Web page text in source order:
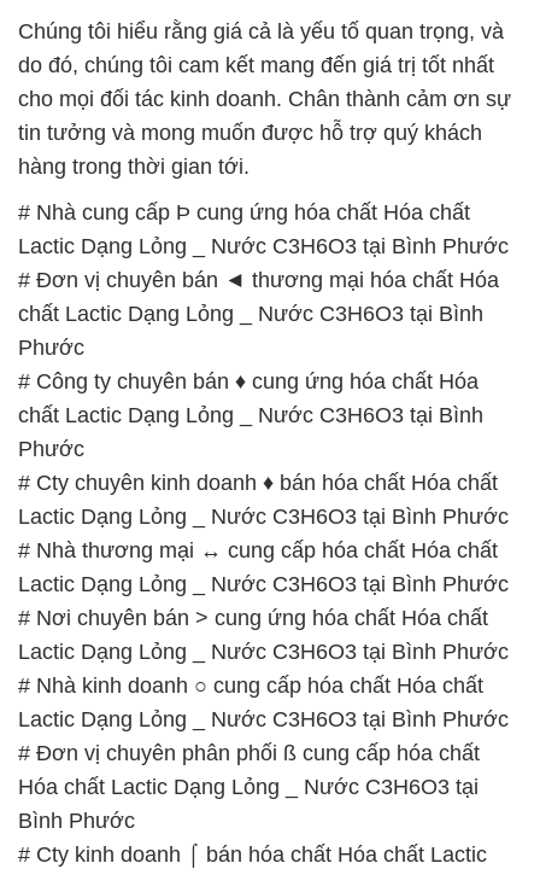
Chúng tôi hiểu rằng giá cả là yếu tố quan trọng, và
do đó, chúng tôi cam kết mang đến giá trị tốt nhất
cho mọi đối tác kinh doanh. Chân thành cảm ơn sự
tin tưởng và mong muốn được hỗ trợ quý khách
hàng trong thời gian tới.
# Nhà cung cấp Þ cung ứng hóa chất Hóa chất
Lactic Dạng Lỏng _ Nước C3H6O3 tại Bình Phước
# Đơn vị chuyên bán ◄ thương mại hóa chất Hóa
chất Lactic Dạng Lỏng _ Nước C3H6O3 tại Bình
Phước
# Công ty chuyên bán ♦ cung ứng hóa chất Hóa
chất Lactic Dạng Lỏng _ Nước C3H6O3 tại Bình
Phước
# Cty chuyên kinh doanh ♦ bán hóa chất Hóa chất
Lactic Dạng Lỏng _ Nước C3H6O3 tại Bình Phước
# Nhà thương mại ↔ cung cấp hóa chất Hóa chất
Lactic Dạng Lỏng _ Nước C3H6O3 tại Bình Phước
# Nơi chuyên bán > cung ứng hóa chất Hóa chất
Lactic Dạng Lỏng _ Nước C3H6O3 tại Bình Phước
# Nhà kinh doanh ○ cung cấp hóa chất Hóa chất
Lactic Dạng Lỏng _ Nước C3H6O3 tại Bình Phước
# Đơn vị chuyên phân phối ß cung cấp hóa chất
Hóa chất Lactic Dạng Lỏng _ Nước C3H6O3 tại
Bình Phước
# Cty kinh doanh ⌠ bán hóa chất Hóa chất Lactic